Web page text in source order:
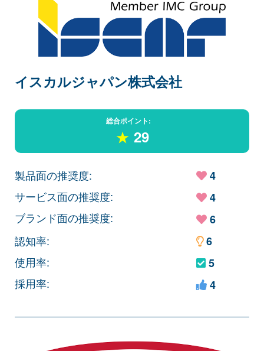
イスカルジャパン株式会社
総合ポイント:
★ 29
製品面の推奨度:
サービス面の推奨度:
ブランド面の推奨度:
4
4
6
認知率:
使用率:
採用率:
6
5
4